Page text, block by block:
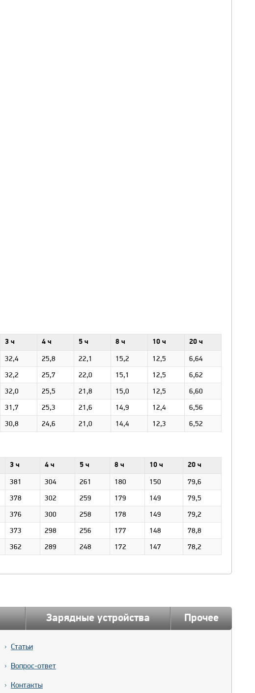
3 ч 4 ч 5 ч 8 ч 10 ч 20 ч
32,4 25,8 22,1 15,2 12,5
6,64
32,2 25,7 22,0 15,1 12,5
6,62
32,0 25,5 21,8 15,0 12,5
6,60
31,7 25,3 21,6 14,9 12,4
6,56
30,8 24,6 21,0 14,4 12,3 6,52
3 ч 4 ч 5 ч 8 ч 10 ч 20 ч
381 304 261 180 150
79,6
378 302 259 179 149
79,5
376 300 258 178 149
79,2
373 298 256 177 148
78,8
362 289 248 172 147 78,2
Зарядные устройства Прочее
Статьи
Вопрос-ответ
Контакты